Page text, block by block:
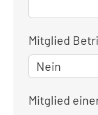
Mitglied
Mitglied